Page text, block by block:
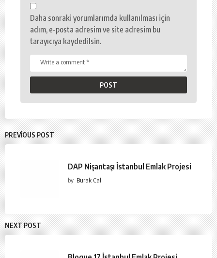
Daha sonraki yorumlarımda kullanılması için
adım, e-posta adresim ve site adresim bu
tarayıcıya kaydedilsin.
PREVIOUS POST
DAP Nişantaşı İstanbul Emlak Projesi
by Burak Cal
NEXT POST